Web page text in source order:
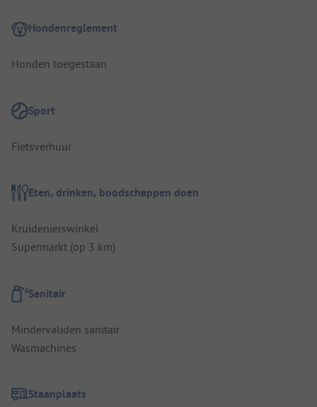
Hondenreglement
Honden toegestaan
Sport
Fietsverhuur
Eten, drinken, boodschappen doen
Kruidenierswinkel
Supermarkt (op 3 km)
Sanitair
Mindervaliden sanitair
Wasmachines
Staanplaats